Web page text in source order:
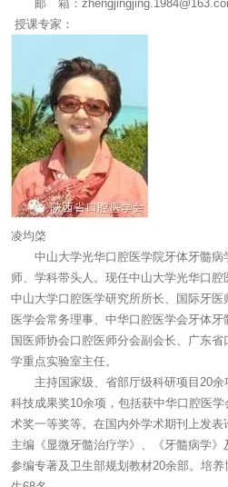
邮 箱：
授课专家：
凌均棨
中山大学光华口腔医学院牙体牙髓病
师、学科带头人。现任中山大学光华口腔
中山大学口腔医学研究所所长、国际牙
医学会常务理事、中华口腔医学会牙体
国医师协会口腔医师分会副会长、广东
学重点实验室主任。
主持国家级、省部厅级科研项目20余
科技成果奖10余项，包括获中华口腔医
术奖一等奖等。在国内外学术期刊上发表
主编《显微牙髓治疗学》、《牙髓病学》
参编专著及卫生部规划教材20余部。培